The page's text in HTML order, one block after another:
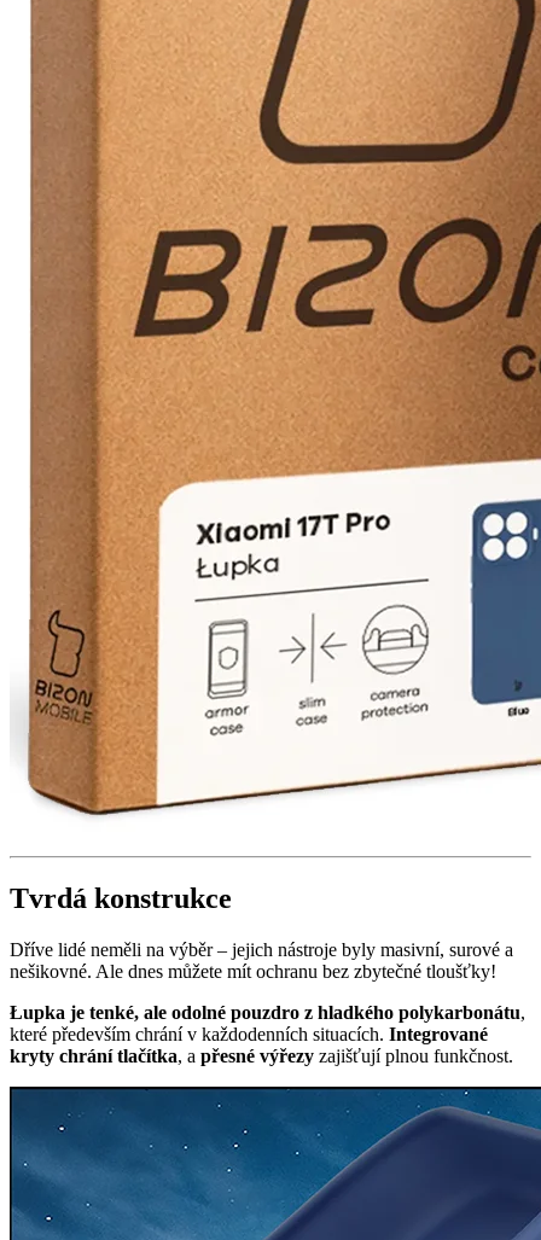
Tvrdá konstrukce
Dříve lidé neměli na výběr – jejich nástroje byly masivní, surové a
nešikovné. Ale dnes můžete mít ochranu bez zbytečné tloušťky!
Łupka je tenké, ale odolné pouzdro z hladkého polykarbonátu,
které především chrání v každodenních situacích. Integrované
kryty chrání tlačítka, a přesné výřezy zajišťují plnou funkčnost.